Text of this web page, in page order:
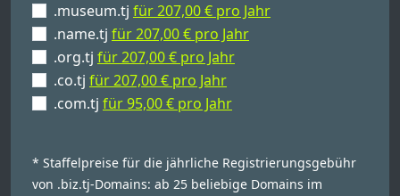
.museum.tj für 207,00 € pro Jahr
.name.tj für 207,00 € pro Jahr
.org.tj für 207,00 € pro Jahr
.co.tj für 207,00 € pro Jahr
.com.tj für 95,00 € pro Jahr
* Staffelpreise für die jährliche Registrierungsgebühr
von .biz.tj-Domains: ab 25 beliebige Domains im